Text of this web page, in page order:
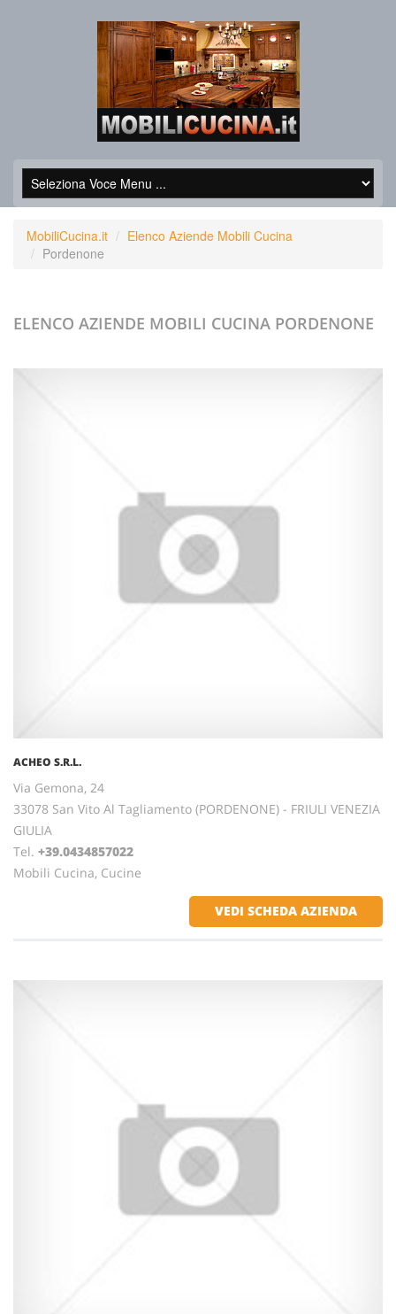
MobiliCucina.it
Elenco Aziende Mobili Cucina
Pordenone
ELENCO AZIENDE MOBILI CUCINA PORDENONE
ACHEO S.R.L.
Via Gemona, 24
33078 San Vito Al Tagliamento (PORDENONE) - FRIULI VENEZIA
GIULIA
Tel. +39.0434857022
Mobili Cucina, Cucine
VEDI SCHEDA AZIENDA